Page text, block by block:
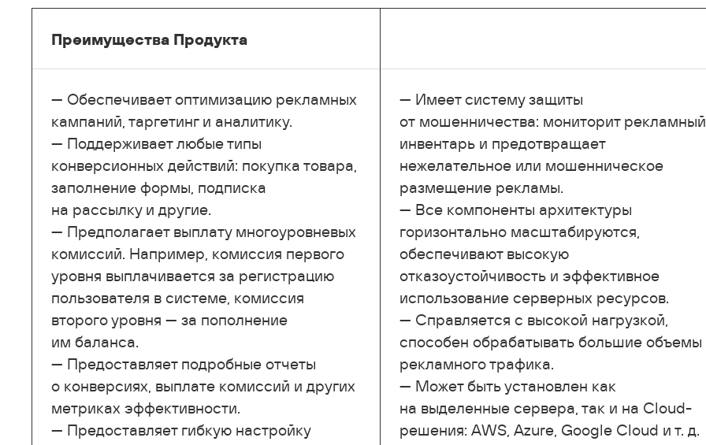
Преимущества Продукта
— Обеспечивает оптимизацию рекламных
кампаний, таргетинг и аналитику.
— Поддерживает любые типы
конверсионных действий: покупка товара,
заполнение формы, подписка
на рассылку и другие.
— Предполагает выплату многоуровневых
комиссий. Например, комиссия первого
уровня выплачивается за регистрацию
пользователя в системе, комиссия
второго уровня — за пополнение
им баланса.
— Предоставляет подробные отчеты
о конверсиях, выплате комиссий и других
метриках эффективности.
— Предоставляет гибкую настройку
— Имеет систему защиты
от мошенничества: мониторит рекламный
инвентарь и предотвращает
нежелательное или мошенническое
размещение рекламы.
— Все компоненты архитектуры
горизонтально масштабируются,
обеспечивают высокую
отказоустойчивость и эффективное
использование серверных ресурсов.
— Справляется с высокой нагрузкой,
способен обрабатывать большие объемы
рекламного трафика.
— Может быть установлен как
на выделенные сервера, так и на Cloud-
решения: AWS, Azure, Google Cloud и т. д.